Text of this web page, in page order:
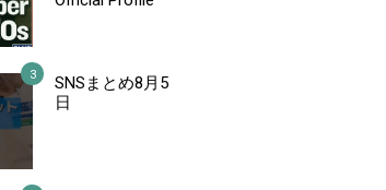
SNSまとめ8月5
日